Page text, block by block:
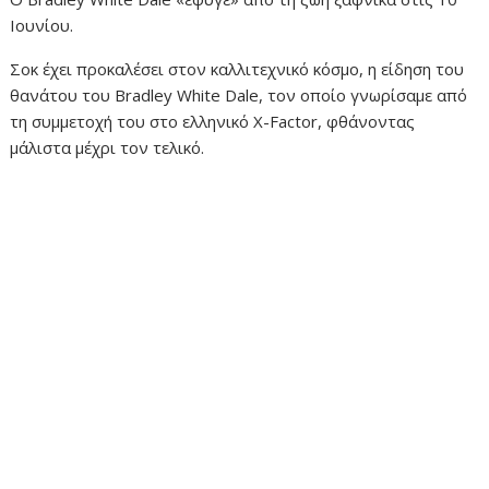
Ιουνίου.
Σοκ έχει προκαλέσει στον καλλιτεχνικό κόσμο, η είδηση του
θανάτου του Bradley White Dale, τον οποίο γνωρίσαμε από
τη συμμετοχή του στο ελληνικό X-Factor, φθάνοντας
μάλιστα μέχρι τον τελικό.